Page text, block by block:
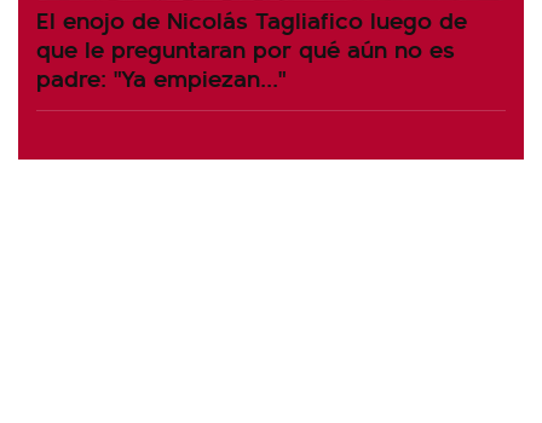
El enojo de Nicolás Tagliafico luego de
que le preguntaran por qué aún no es
padre: "Ya empiezan..."